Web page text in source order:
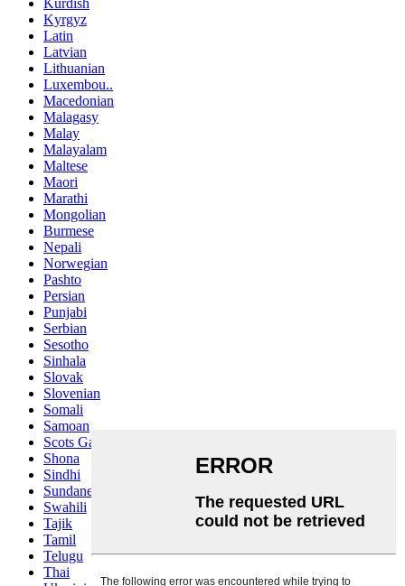
Kurdish
Kyrgyz
Latin
Latvian
Lithuanian
Luxembou..
Macedonian
Malagasy
Malay
Malayalam
Maltese
Maori
Marathi
Mongolian
Burmese
Nepali
Norwegian
Pashto
Persian
Punjabi
Serbian
Sesotho
Sinhala
Slovak
Slovenian
Somali
Samoan
Scots Gaelic
Shona
Sindhi
Sundanese
Swahili
Tajik
Tamil
Telugu
Thai